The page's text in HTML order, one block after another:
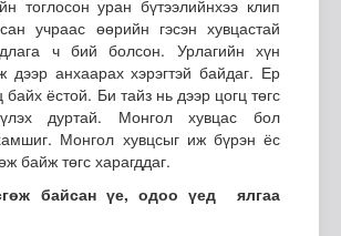
тоглосон уран бүтээлийнхээ клип
учраас өөрийн гэсэн хувцастай
ч бий болсон. Урлагийн хүн
дээр анхаарах хэрэгтэй байдаг. Ер
байх ёстой. Би тайз нь дээр цогц төгс
дуртай. Монгол хувцас бол
Монгол хувцсыг иж бүрэн ёс
байж төгс харагддаг.
байсан үе, одоо үед ялгаа